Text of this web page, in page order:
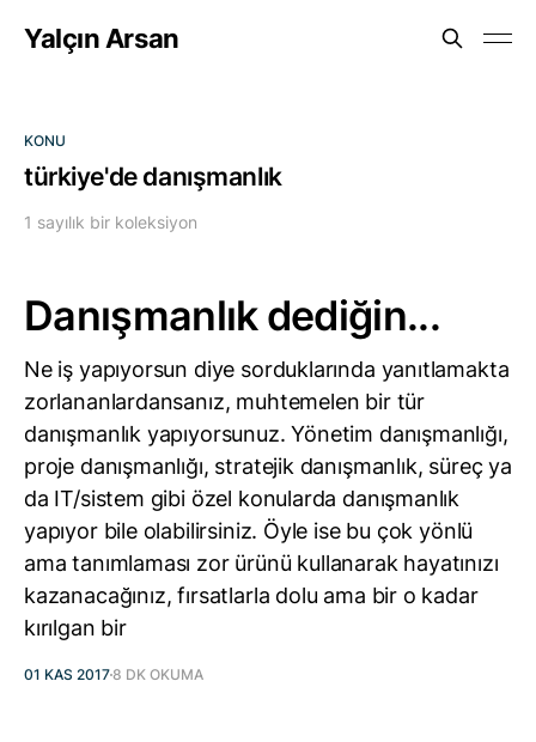
Yalçın Arsan
KONU
türkiye'de danışmanlık
1 sayılık bir koleksiyon
Danışmanlık dediğin...
Ne iş yapıyorsun diye sorduklarında yanıtlamakta
zorlananlardansanız, muhtemelen bir tür
danışmanlık yapıyorsunuz. Yönetim danışmanlığı,
proje danışmanlığı, stratejik danışmanlık, süreç ya
da IT/sistem gibi özel konularda danışmanlık
yapıyor bile olabilirsiniz. Öyle ise bu çok yönlü
ama tanımlaması zor ürünü kullanarak hayatınızı
kazanacağınız, fırsatlarla dolu ama bir o kadar
kırılgan bir
01 KAS 20178 DK OKUMA